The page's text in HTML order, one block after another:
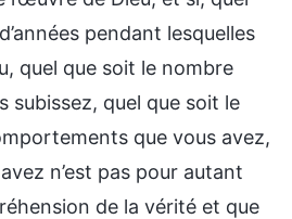
pendant lesquelles
quel que soit le nombre
subissez, quel que soit le
que vous avez,
n’est pas pour autant
de la vérité et que